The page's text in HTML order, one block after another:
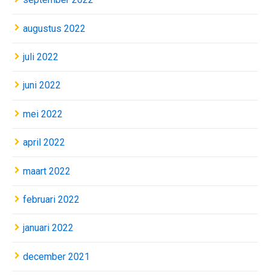
augustus 2022
juli 2022
juni 2022
mei 2022
april 2022
maart 2022
februari 2022
januari 2022
december 2021